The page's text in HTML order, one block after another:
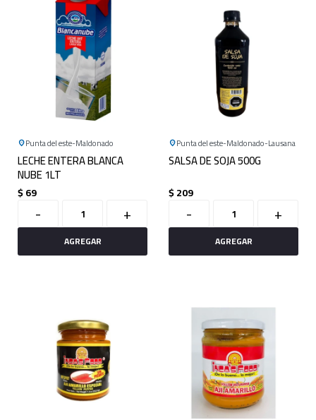
Punta del este Maldonado
LECHE ENTERA BLANCA
NUBE 1LT
$69
- +
Punta del este Maldonado Lausana
SALSA DE SOJA 500G
$209
- +